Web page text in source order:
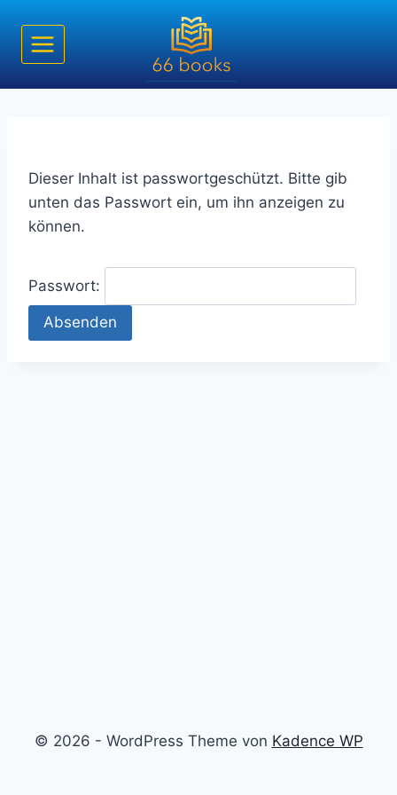
Inhalt
springen
Dieser Inhalt ist passwortgeschützt. Bitte gib
unten das Passwort ein, um ihn anzeigen zu
können.
Passwort:
© 2026 - WordPress Theme von Kadence WP